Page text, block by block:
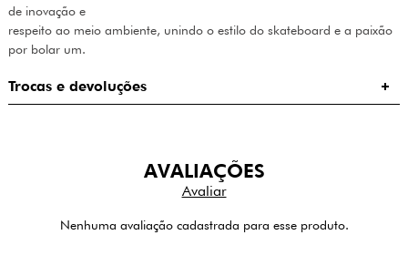
de inovação e
respeito ao meio ambiente, unindo o estilo do skateboard e a paixão
por bolar um.
Trocas e devoluções
AVALIAÇÕES
Nenhuma avaliação cadastrada para esse produto.